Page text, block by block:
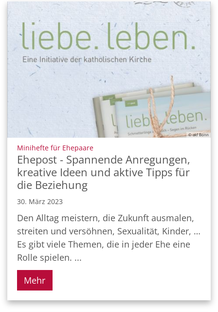
© akf Bonn
Minihefte für Ehepaare:
Ehepost - Spannende Anregungen,
kreative Ideen und aktive Tipps für
die Beziehung
30. März 2023
Den Alltag meistern, die Zukunft ausmalen,
streiten und versöhnen, Sexualität, Kinder, …
Es gibt viele Themen, die in jeder Ehe eine
Rolle spielen. ...
Mehr